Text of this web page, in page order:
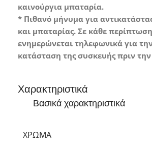
καινούργια μπαταρία.
* Πιθανό μήνυμα για
και μπαταρίας. Σε κάθε
ενημερώνεται τηλεφωνικά για
κατάσταση της συσκευής πριν
Χαρακτηριστικά
Βασικά χαρακτηριστικά
ΧΡΏΜΑ